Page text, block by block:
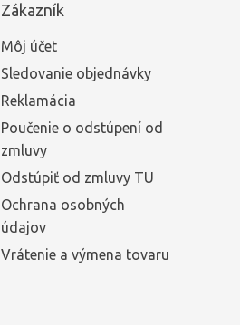
Zákazník
Môj účet
Sledovanie objednávky
Reklamácia
Poučenie o odstúpení od
zmluvy
Odstúpiť od zmluvy TU
Ochrana osobných
údajov
Vrátenie a výmena tovaru